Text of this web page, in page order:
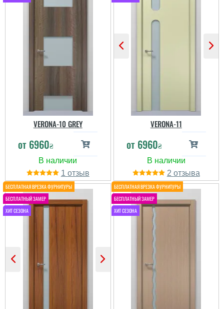
VERONA-10 GREY
от 6960₴
1
VERONA-11
от 6960₴
2